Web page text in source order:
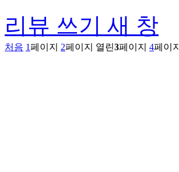
리뷰 쓰기 새 창
처음 1페이지 2페이지 열린3페이지 4페이지